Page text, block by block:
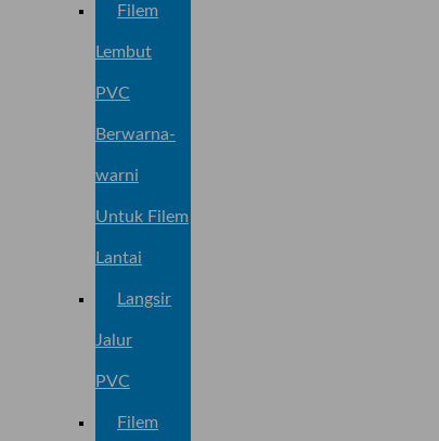
Filem
Lembut
PVC
Berwarna-
warni
Untuk Filem
Lantai
Langsir
Jalur
PVC
Filem